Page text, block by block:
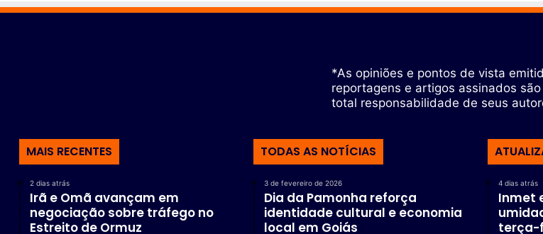
*As opiniões e pontos de vista
reportagens e artigos assinados
total responsabilidade de seus
MAIS RECENTES
2 dias atrás
Irã e Omã avançam em
negociação sobre tráfego no
Estreito de Ormuz
TODAS AS NOTÍCIAS
3 de fevereiro de 2026
Dia da Pamonha reforça
identidade cultural e economia
local em Goiás
4 dias atrás
Inmet
terça-